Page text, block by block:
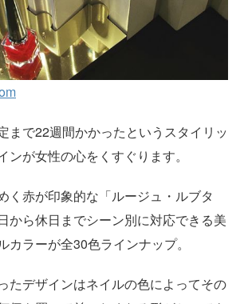
まで22週間かかったというスタイリッ
ンが女性の心をくすぐります。
く赤が印象的な「ルージュ・ルブタ
から休日までシーン別に対応できる美
カラーが全30色ラインナップ。
たデザインはネイルの色によってその